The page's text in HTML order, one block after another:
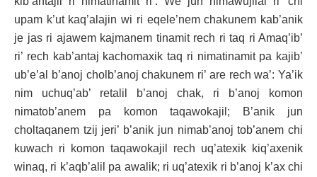
upam k’ut kaq’alajin wi ri eqele’nem chakunem kab’anik
je jas ri ajawem kajmanem tinamit rech ri taq ri Amaq’ib’
ri’ rech kab’antaj kachomaxik taq ri nimatinamit pa kajib’
ub’e’al b’anoj cholb’anoj chakunem ri’ are rech wa’: Ya’ik
nim uchuq’ab’ retalil b’anoj chak, ri b’anoj komon
nimatob’anem pa komon taqawokajil; B’anik jun
choltaqanem tzij jeri’ b’anik jun nimab’anoj tob’anem chi
kuwach ri komon taqawokajil rech uq’atexik kiq’axenik
winaq, ri k’aqb’alil pa awalik; ri uq’atexik ri b’anoj k’ax chi